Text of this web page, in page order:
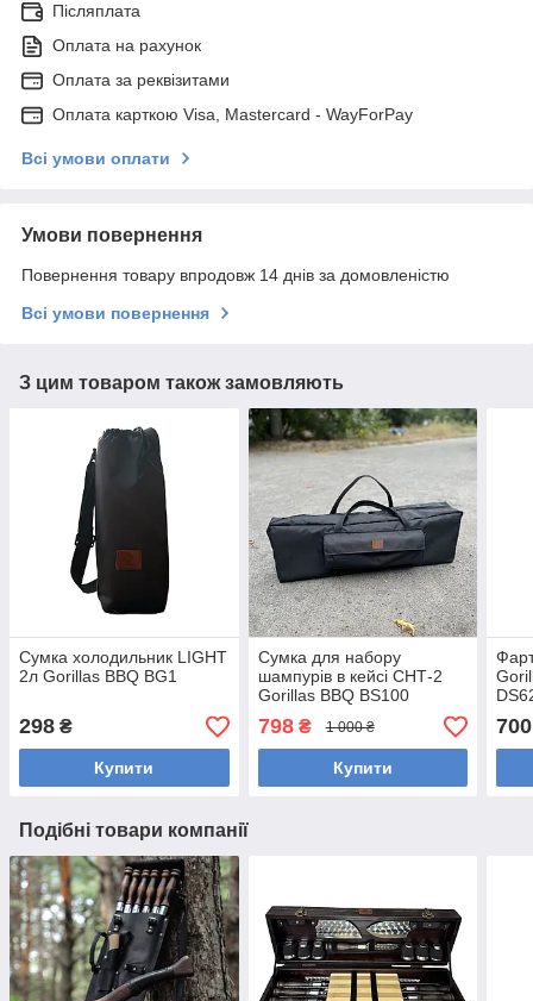
Післяплата
Оплата на рахунок
Оплата за реквізитами
Оплата карткою Visa, Mastercard - WayForPay
Всі умови оплати
Умови повернення
Повернення товару впродовж 14 днів за домовленістю
Всі умови повернення
З цим товаром також замовляють
Сумка холодильник LIGHT
2л Gorillas BBQ BG1
298 ₴
Купити
Сумка для набору
шампурів в кейсі СНТ-2
Gorillas BBQ BS100
798₴ 1 000 ₴
Купити
700
Подібні товари компанії